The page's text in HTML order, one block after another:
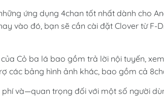
ứng dụng 4chan tốt nhất dành cho
vào đó, bạn sẽ cần cài đặt Clover từ
Cỏ ba lá bao gồm trả lời nội tuyến,
các bảng hình ảnh khác, bao gồm cả
phí và—quan trọng đối với một số người